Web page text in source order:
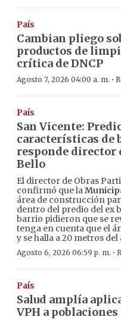
País
Cambian pliego
productos de
crítica de DNCP
Agosto 7, 2026 04:00 a. m. ·
País
San Vicente:
características de
responde director
Bello
El director de Obras
confirmó que la
área de construcción
dentro del predio del ex
barrio pidieron que se
tenga en cuenta que el
y se halla a 20 metros
Agosto 6, 2026 06:59 p. m. ·
País
Salud amplía
VPH a